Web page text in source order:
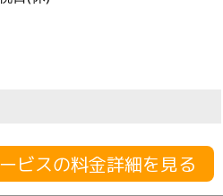
ビスの料金詳細を見る